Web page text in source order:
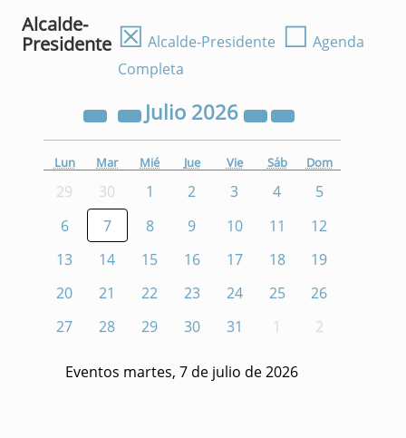
Alcalde-
Presidente ☒ Alcalde-Presidente ☐ Agenda
Completa
Julio 2026
Lun Mar Mié Jue Vie Sáb Dom
29 30 1 2 3 4
5
6
7 8 9 10 11
12
13
14 15 16 17 18
19
20
21 22 23 24 25
26
27
28 29 30 31 1 2
Eventos martes, 7 de julio de 2026